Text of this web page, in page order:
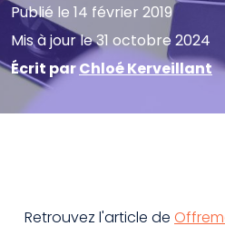
Publié le 14 février 2019
Mis à jour le 31 octobre 2024
Écrit parChloé Kerveillant
Retrouvez l'article de